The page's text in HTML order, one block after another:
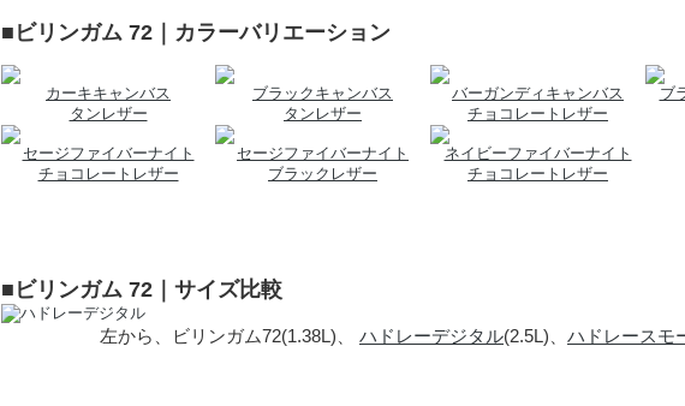
■ビリンガム 72｜カラーバリエーション
カーキキャンバス
タンレザー
ブラックキャンバス
タンレザー
バーガンディキャンバス
チョコレートレザー
ブ
セージファイバーナイト
チョコレートレザー
セージファイバーナイト
ブラックレザー
ネイビーファイバーナイト
チョコレートレザー
■ビリンガム 72｜サイズ比較
左から、ビリンガム72(1.38L)、 ハドレーデジタル(2.5L)、 ハドレースモ